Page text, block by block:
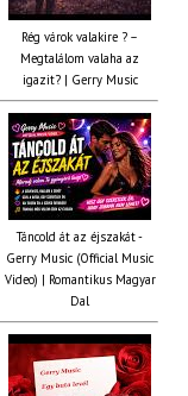
Rég várok valakire ? –
Megtalálom valaha az
igazit? | Gerry Music
Táncold át az éjszakát -
Gerry Music (Official Music
Video) | Romantikus Magyar
Dal